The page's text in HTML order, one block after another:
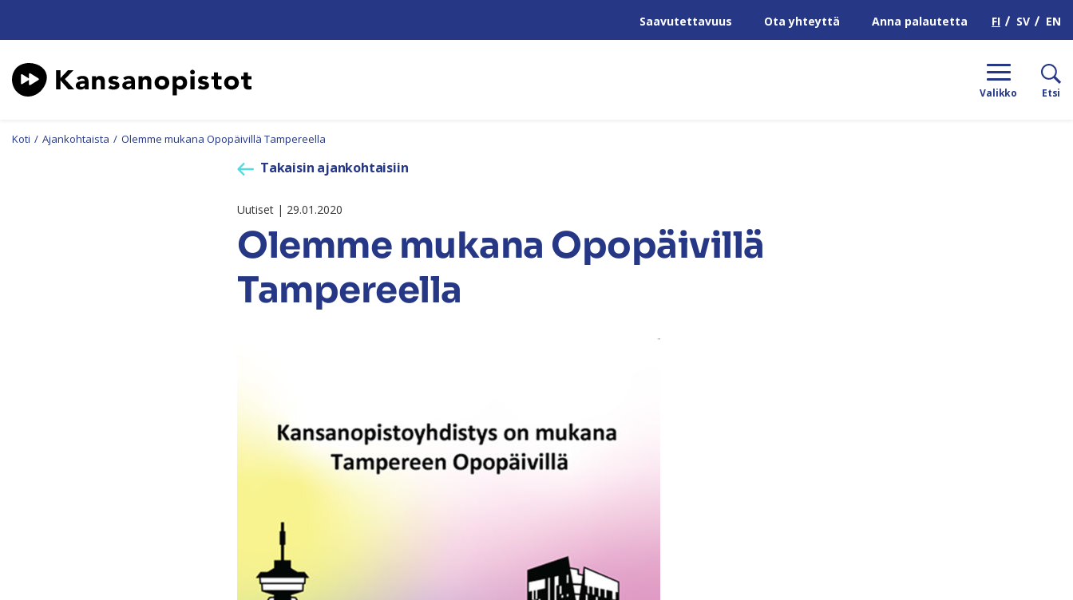
Saavutettavuus Ota yhteyttä Anna palautetta FI SV EN
Valikko Etsi
Koti / Ajankohtaista / Olemme mukana Opopäivillä Tampereella
Takaisin ajankohtaisiin
Uutiset | 29.01.2020
Olemme mukana Opopäivillä
Tampereella